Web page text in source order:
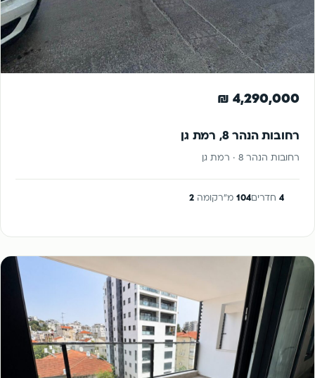
4,290,000 ₪
רחובות הנהר 8, רמת גן
רחובות הנהר 8 · רמת גן
4 חדרים104 מ"רקומה2